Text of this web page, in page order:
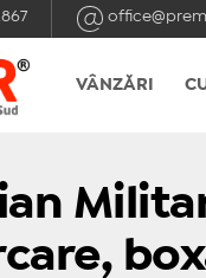
VÂNZĂRI